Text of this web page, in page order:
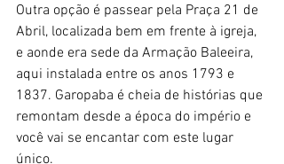
Outra opção é passear pela Praça 21 de
Abril, localizada bem em frente à igreja,
e aonde era sede da Armação Baleeira,
aqui instalada entre os anos 1793 e
1837. Garopaba é cheia de histórias que
remontam desde a época do império e
você vai se encantar com este lugar
único.